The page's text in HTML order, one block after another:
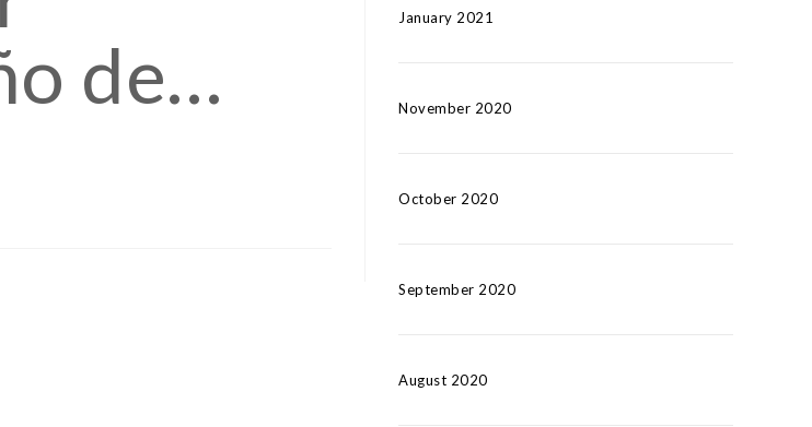
de…
January 2021
November 2020
October 2020
September 2020
August 2020